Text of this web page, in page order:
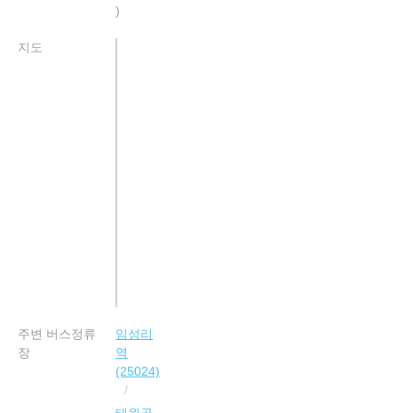
지도
주변 버스정류
장
임성리
역
(25024)